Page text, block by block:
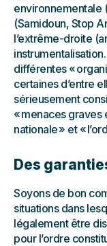
environnementale
(Samidoun, Stop
l’extrême-droite
différentes «
certaines d’entre
sérieusement
« menaces graves
nationale » et «
Des
Soyons de bon
situations dans
légalement être
pour l’ordre